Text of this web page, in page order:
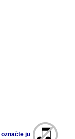
označte ju